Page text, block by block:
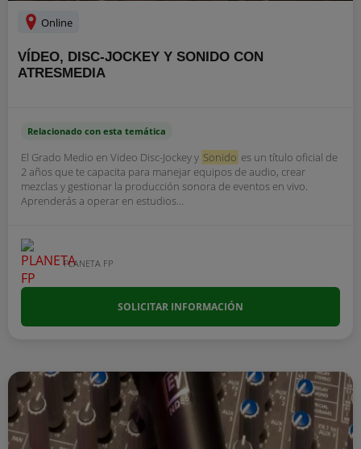
Online
VÍDEO, DISC-JOCKEY Y SONIDO CON
ATRESMEDIA
Relacionado con esta temática
El Grado Medio en Video Disc-Jockey y Sonido es un título oficial de
2 años que te capacita para manejar equipos de audio, crear
mezclas y gestionar la producción sonora de eventos en vivo.
Aprenderás a operar en estudios...
PLANETA FP
SOLICITAR INFORMACIÓN